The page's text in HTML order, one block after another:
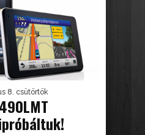
8. csütörtök